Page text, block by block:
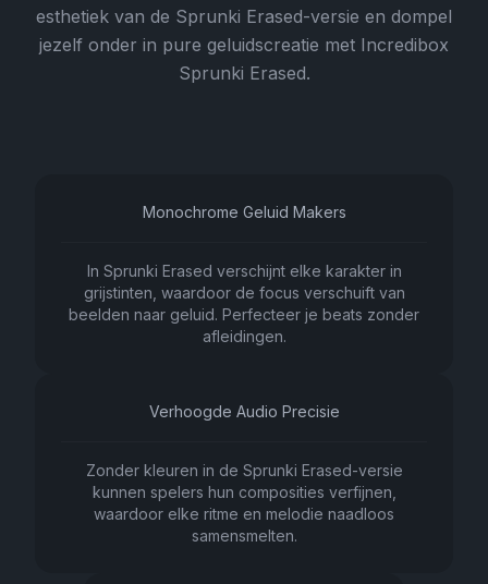
esthetiek van de Sprunki Erased-versie en dompel
jezelf onder in pure geluidscreatie met Incredibox
Sprunki Erased.
Monochrome Geluid Makers
In Sprunki Erased verschijnt elke karakter in
grijstinten, waardoor de focus verschuift van
beelden naar geluid. Perfecteer je beats zonder
afleidingen.
Verhoogde Audio Precisie
Zonder kleuren in de Sprunki Erased-versie
kunnen spelers hun composities verfijnen,
waardoor elke ritme en melodie naadloos
samensmelten.